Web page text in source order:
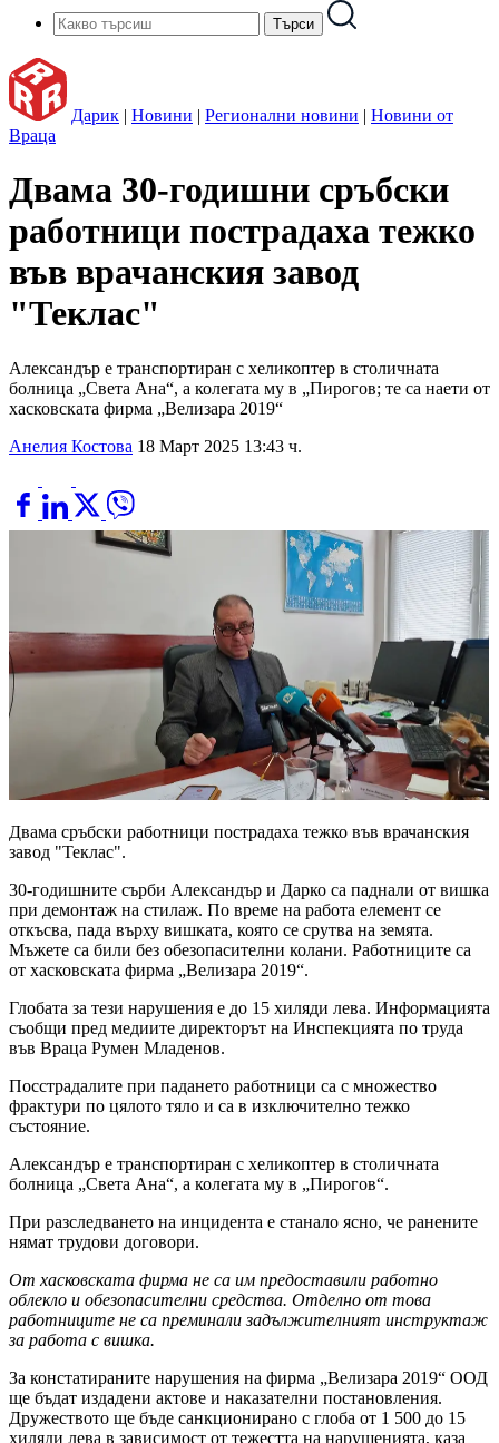
Дарик | Новини | Регионални новини | Новини от
Враца
Двама 30-годишни сръбски
работници пострадаха тежко
във врачанския завод
"Теклас"
Александър е транспортиран с хеликоптер в столичната
болница „Света Ана“, а колегата му в „Пирогов; те са наети от
хасковската фирма „Велизара 2019“
Анелия Костова 18 Март 2025 13:43 ч.
Двама сръбски работници пострадаха тежко във врачанския
завод "Теклас".
30-годишните сърби Александър и Дарко са паднали от вишка
при демонтаж на стилаж. По време на работа елемент се
откъсва, пада върху вишката, която се срутва на земята.
Мъжете са били без обезопасителни колани. Работниците са
от хасковската фирма „Велизара 2019“.
Глобата за тези нарушения е до 15 хиляди лева. Информацията
съобщи пред медиите директорът на Инспекцията по труда
във Враца Румен Младенов.
Посстрадалите при падането работници са с множество
фрактури по цялото тяло и са в изключително тежко
състояние.
Александър е транспортиран с хеликоптер в столичната
болница „Света Ана“, а колегата му в „Пирогов“.
При разследването на инцидента е станало ясно, че ранените
нямат трудови договори.
От хасковската фирма не са им предоставили работно
облекло и обезопасителни средства. Отделно от това
работниците не са преминали задължителният инструктаж
за работа с вишка.
За констатираните нарушения на фирма „Велизара 2019“ ООД
ще бъдат издадени актове и наказателни постановления.
Дружеството ще бъде санкционирано с глоба от 1 500 до 15
хиляди лева в зависимост от тежестта на нарушенията, каза